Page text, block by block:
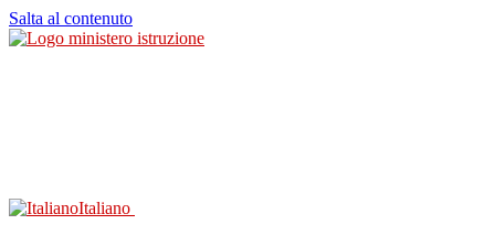
Salta al contenuto
Italiano